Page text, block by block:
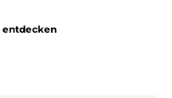
entdecken